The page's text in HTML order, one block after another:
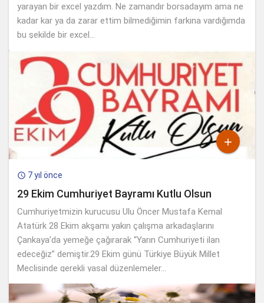
yarayan bir excel yazdım. Ne zamandır borsadayım ama ne
kadar kar ya da zarar ettim bilmediğimin farkına vardığımda
bu şekilde bir excel...

 7 yıl önce
29 Ekim Cumhuriyet Bayramı Kutlu Olsun
Cumhuriyetmizin kurucusu Ulu Öncer Mustafa Kemal
Atatürk 28 Ekim akşamı yakın çalışma arkadaşlarını
Çankaya’da yemeğe çağırarak “Yarın Cumhuriyeti ilan
edeceğiz” demiştir.29 Ekim günü Türkiye Büyük Millet
Meclisinde gerekli yasal düzenlemeler...